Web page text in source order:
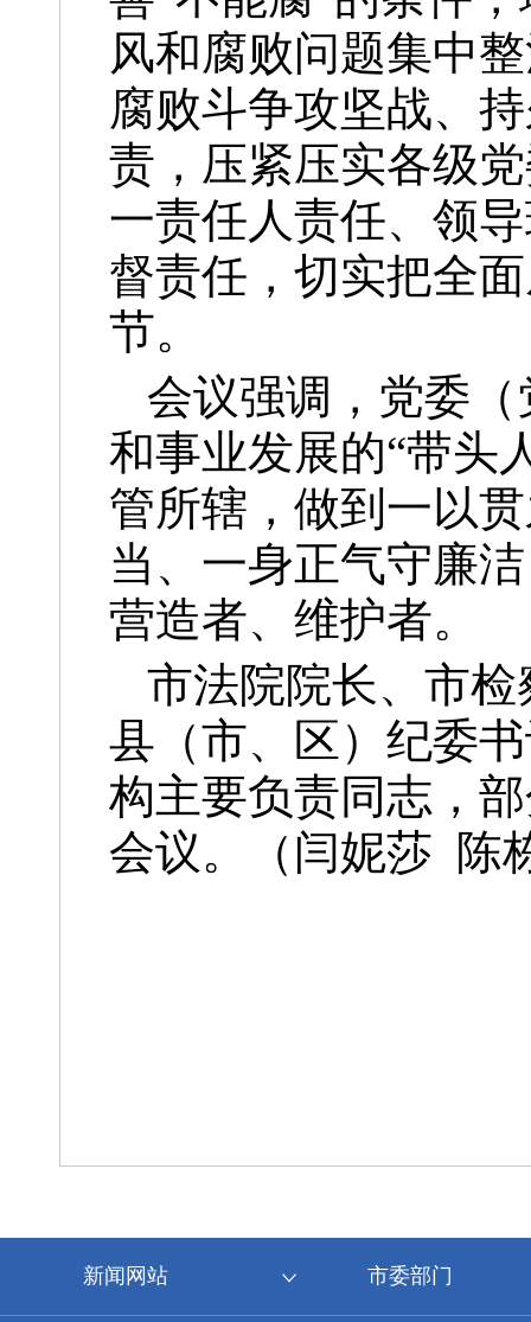
风和腐败问题集中
腐败斗争攻坚战、
责，压紧压实各级
一责任人责任、领
督责任，切实把全
节。
会议强调，党委
和事业发展的“带头
管所辖，做到一以
当、一身正气守廉
营造者、维护者。
市法院院长、市
县（市、区）纪委
构主要负责同志，
会议。（闫妮莎 陈
新闻网站 市委部门